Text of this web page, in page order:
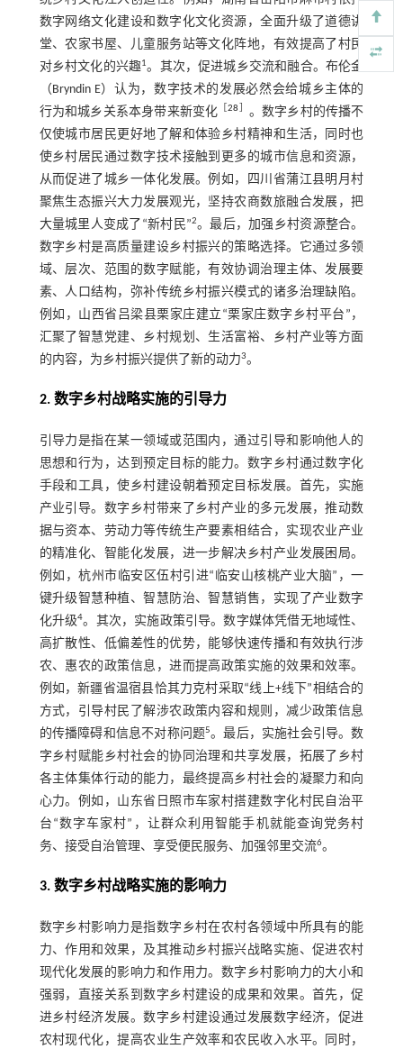
数字网络文化建设和数字化文化资源，全面升级了道德讲
堂、农家书屋、儿童服务站等文化阵地，有效提高了村民
对乡村文化的兴趣1。其次，促进城乡交流和融合。布伦金
（Bryndin E）认为，数字技术的发展必然会给城乡主体的
行为和城乡关系本身带来新变化 ［28
。数字乡村的传播不
仅使城市居民更好地了解和体验乡村精神和生活，同时也
使乡村居民通过数字技术接触到更多的城市信息和资源，
从而促进了城乡一体化发展。例如，四川省蒲江县明月村
聚焦生态振兴大力发展观光，坚持农商数旅融合发展，把
大量城里人变成了“新村民”2。最后，加强乡村资源整合。
数字乡村是高质量建设乡村振兴的策略选择。它通过多领
域、层次、范围的数字赋能，有效协调治理主体、发展要
素、人口结构，弥补传统乡村振兴模式的诸多治理缺陷。
例如，山西省吕梁县栗家庄建立“栗家庄数字乡村平台”，
汇聚了智慧党建、乡村规划、生活富裕、乡村产业等方面
的内容，为乡村振兴提供了新的动力3。
2. 数字乡村战略实施的引导力
引导力是指在某一领域或范围内，通过引导和影响他人的
思想和行为，达到预定目标的能力。数字乡村通过数字化
手段和工具，使乡村建设朝着预定目标发展。首先，实施
产业引导。数字乡村带来了乡村产业的多元发展，推动数
据与资本、劳动力等传统生产要素相结合，实现农业产业
的精准化、智能化发展，进一步解决乡村产业发展困局。
例如，杭州市临安区伍村引进“临安山核桃产业大脑”，一
键升级智慧种植、智慧防治、智慧销售，实现了产业数字
化升级4。其次，实施政策引导。数字媒体凭借无地域性、
高扩散性、低偏差性的优势，能够快速传播和有效执行涉
农、惠农的政策信息，进而提高政策实施的效果和效率。
例如，新疆省温宿县恰其力克村采取“线上+线下”相结合的
方式，引导村民了解涉农政策内容和规则，减少政策信息
的传播障碍和信息不对称问题5。最后，实施社会引导。数
字乡村赋能乡村社会的协同治理和共享发展，拓展了乡村
各主体集体行动的能力，最终提高乡村社会的凝聚力和向
心力。例如，山东省日照市车家村搭建数字化村民自治平
台“数字车家村”，让群众利用智能手机就能查询党务村
务、接受自治管理、享受便民服务、加强邻里交流6。
3. 数字乡村战略实施的影响力
数字乡村影响力是指数字乡村在农村各领域中所具有的能
力、作用和效果，及其推动乡村振兴战略实施、促进农村
现代化发展的影响力和作用力。数字乡村影响力的大小和
强弱，直接关系到数字乡村建设的成果和效果。首先，促
进乡村经济发展。数字乡村建设通过发展数字经济，促进
农村现代化，提高农业生产效率和农民收入水平。同时，